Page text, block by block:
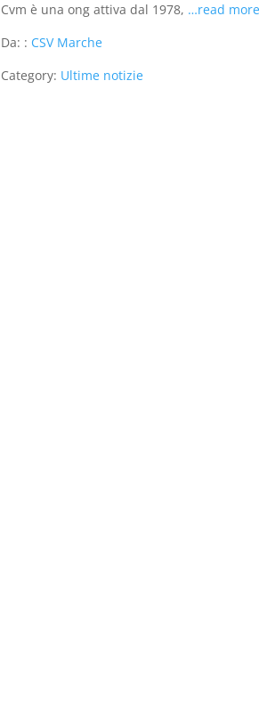
Cvm è una ong attiva dal 1978, …read more
Da: : CSV Marche
Category: Ultime notizie